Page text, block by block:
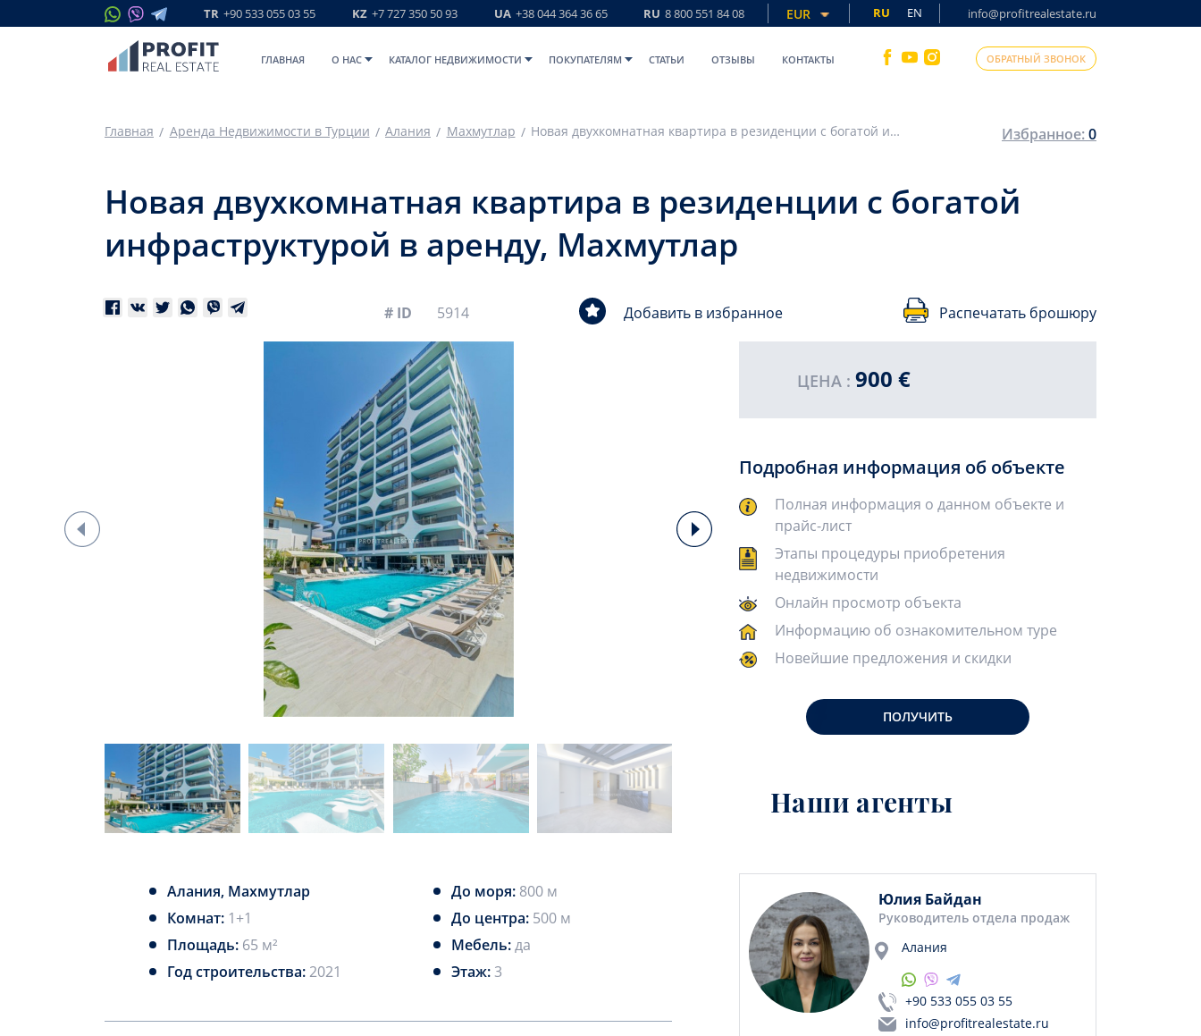
TR +90 533 055 03 55 KZ +7 727 350 50 93 UA +38 044 364 36 65 RU 8 800 551 84 08 EUR RU EN info@profitrealestate.ru
ГЛАВНАЯ O НАС КАТАЛОГ НЕДВИЖИМОСТИ ПОКУПАТЕЛЯМ СТАТЬИ ОТЗЫВЫ КОНТАКТЫ ОБРАТНЫЙ ЗВОНОК
Главная Аренда Недвижимости в Турции Алания Махмутлар Новая двухкомнатная квартира в резиденции с богатой инфраструктурой в аренду, Махмутлар Избранное:0
Новая двухкомнатная квартира в резиденции с богатой
инфраструктурой в аренду, Махмутлар
# ID 5914 Добавить в избранное Распечатать брошюру
Алания, Махмутлар До моря: 800 м
Комнат: 1+1 До центра: 500 м
Площадь: 65 м² Мебель:да
Год строительства:2021 Этаж:3
ЦЕНА : 900 €
Подробная информация об объекте
Полная информация о данном объекте и
прайс-лист
Этапы процедуры приобретения
недвижимости
Онлайн просмотр объекта
Информацию об ознакомительном туре
Новейшие предложения и скидки
ПОЛУЧИТЬ
Наши агенты
Юлия Байдан
Руководитель отдела продаж
Алания
+90 533 055 03 55
info@profitrealestate.ru